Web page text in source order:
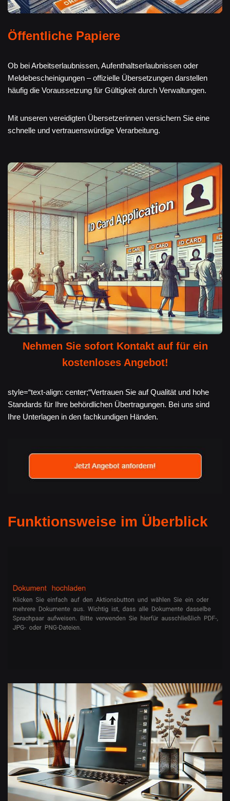
Öffentliche Papiere
Ob bei Arbeitserlaubnissen, Aufenthaltserlaubnissen oder
Meldebescheinigungen – offizielle Übersetzungen darstellen
häufig die Voraussetzung für Gültigkeit durch Verwaltungen.
Mit unseren vereidigten Übersetzerinnen versichern Sie eine
schnelle und vertrauenswürdige Verarbeitung.
Nehmen Sie sofort Kontakt auf für ein
kostenloses Angebot!
style=“text-align: center;“Vertrauen Sie auf Qualität und hohe
Standards für Ihre behördlichen Übertragungen. Bei uns sind
Ihre Unterlagen in den fachkundigen Händen.
Funktionsweise im Überblick